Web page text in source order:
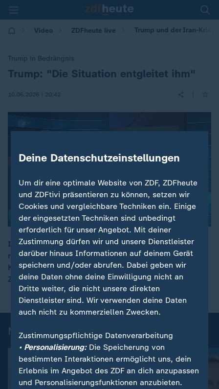
Video ZDFheute live Trump und der Iran-
Trump in Bedrängnis
:
Trump: "Die Situation entgleitet ihm"
10.06.2026 | 20:42
Im Konflikt mit Iran verliere US-Präsident Trump nicht
nur militärisch, sondern auch wirtschaftlich die
Kontrolle, erklärt Militärökonom Marcus M. Keupp bei
ZDFheute live.
Mehr aus ZDFheute live
Deine Datenschutzeinstellungen
Um dir eine optimale Website von ZDF, ZDFheute
und ZDFtivi präsentieren zu können, setzen wir
Cookies und vergleichbare Techniken ein. Einige
der eingesetzten Techniken sind unbedingt
erforderlich für unser Angebot. Mit deiner
Zustimmung dürfen wir und unsere Dienstleister
darüber hinaus Informationen auf deinem Gerät
speichern und/oder abrufen. Dabei geben wir
deine Daten ohne deine Einwilligung nicht an
Dritte weiter, die nicht unsere direkten
Dienstleister sind. Wir verwenden deine Daten
auch nicht zu kommerziellen Zwecken.
Zustimmungspflichtige Datenverarbeitung
• Personalisierung:Die Speicherung von
bestimmten Interaktionen ermöglicht uns, dein
Erlebnis im Angebot des ZDF an dich anzupassen
und Personalisierungsfunktionen anzubieten.